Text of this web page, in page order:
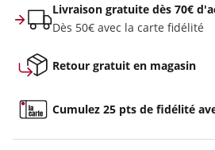
Livraison gratuite dès 70€
Dès 50€ avec la carte fidélité
Retour gratuit en magasin
Cumulez 25 pts de fidélité